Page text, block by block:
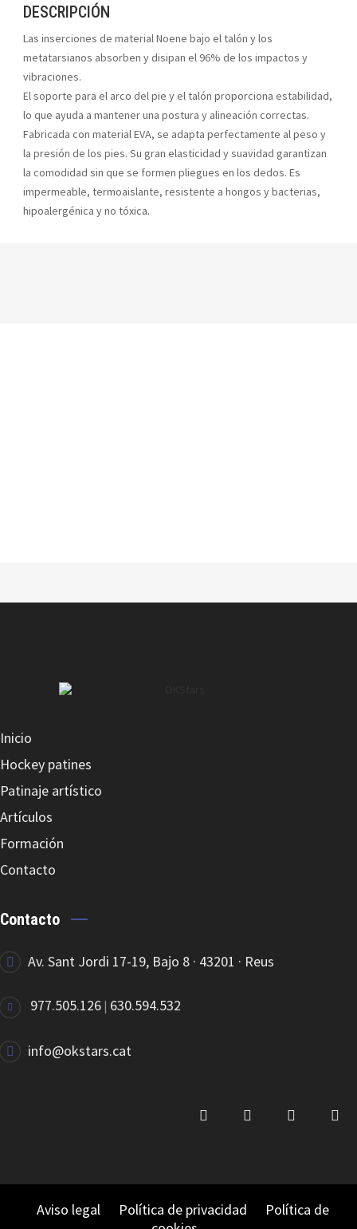
DESCRIPCIÓN
Las inserciones de material Noene bajo el talón y los
metatarsianos absorben y disipan el 96% de los impactos y
vibraciones.
El soporte para el arco del pie y el talón proporciona estabilidad,
lo que ayuda a mantener una postura y alineación correctas.
Fabricada con material EVA, se adapta perfectamente al peso y
la presión de los pies. Su gran elasticidad y suavidad garantizan
la comodidad sin que se formen pliegues en los dedos. Es
impermeable, termoaislante, resistente a hongos y bacterias,
hipoalergénica y no tóxica.
EDEA FLAMENCO
Inicio
Hockey patines
Patinaje artístico
Artículos
Formación
Contacto
Contacto
Av. Sant Jordi 17-19, Bajo 8 · 43201 · Reus
977.505.126 | 630.594.532
info@okstars.cat
Aviso legal Política de privacidad
Política de